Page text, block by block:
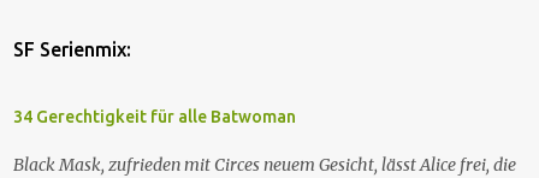
SF Serienmix:
34 Gerechtigkeit für alle Batwoman
Black Mask, zufrieden mit Circes neuem Gesicht, lässt Alice frei, die